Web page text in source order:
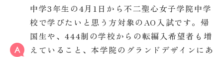
中学3年生の4月1日から不二聖心女子学院中学
校で学びたいと思う方対象のAO入試です。帰
国生や、444制の学校からの転編入希望者も増
えていること、本学院のグランドデザインにあ